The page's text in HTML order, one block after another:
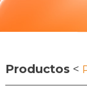
Productos <